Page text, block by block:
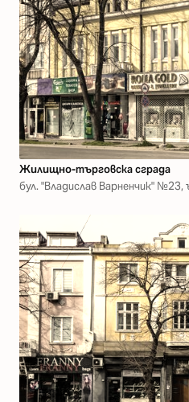
Жилищно-търговска сграда
бул. "Владислав Варненчик" №23,